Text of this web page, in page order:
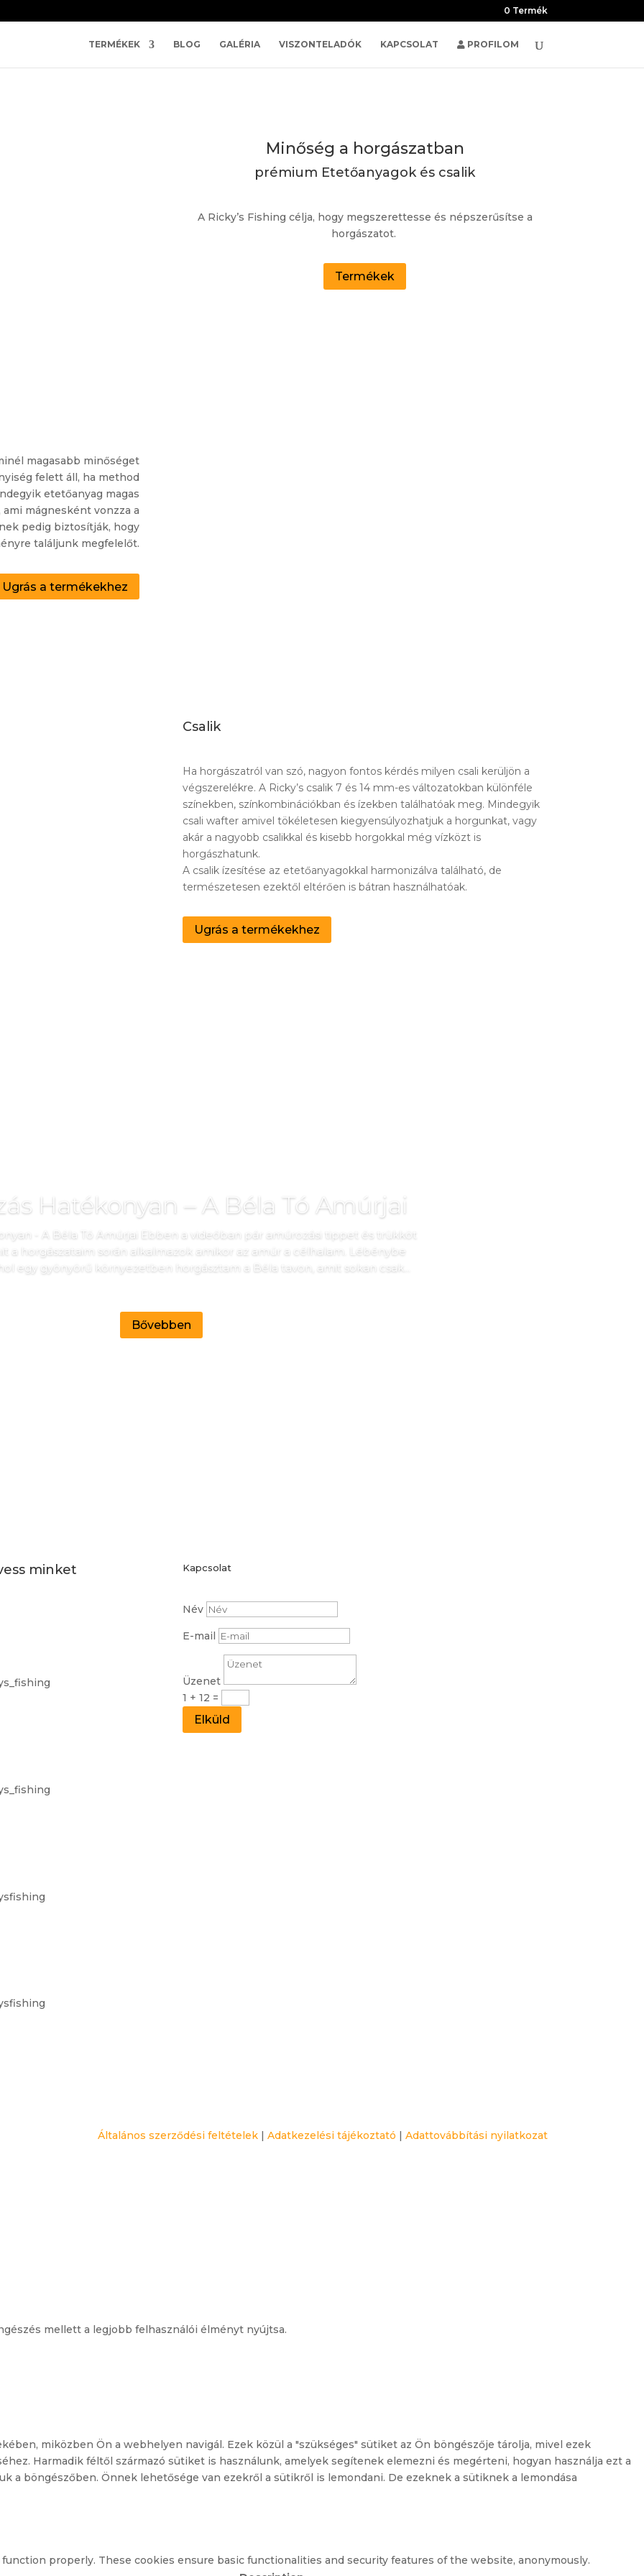
0 Termék
TERMÉKEK BLOG GALÉRIA VISZONTELADÓK KAPCSOLAT PROFILOM
Minőség a horgászatban
prémium Etetőanyagok és csalik
A Ricky’s Fishing célja, hogy megszerettesse és népszerűsítse a
horgászatot.
Termékek
magasabb minőséget
felett áll, ha method
etetőanyag magas
mágnesként vonzza a
pedig biztosítják, hogy
találjunk megfelelőt.
Ugrás a termékekhez
Csalik
Ha horgászatról van szó, nagyon fontos kérdés milyen csali kerüljön a
végszerelékre. A Ricky’s csalik 7 és 14 mm-es változatokban különféle
színekben, színkombinációkban és ízekben találhatóak meg. Mindegyik
csali wafter amivel tökéletesen kiegyensúlyozhatjuk a horgunkat, vagy
akár a nagyobb csalikkal és kisebb horgokkal még vízközt is
horgászhatunk.
A csalik ízesítése az etetőanyagokkal harmonizálva található, de
természetesen ezektől eltérően is bátran használhatóak.
Ugrás a termékekhez
Hatékonyan – A Béla Tó Amúrjai
- A Béla Tó Amúrjai Ebben a videóban pár amúrozási tippet és trükköt
a horgászataim során alkalmazok amikor az amúr a célhalam. Lébénybe
egy gyönyörű környezetben horgásztam a Béla tavon, amit sokan csak...
Bővebben
minket Kapcsolat
Név
E-mail
Üzenet
1 + 12 =
Elküld
Általános szerződési feltételek| Adatkezelési tájékoztató Adattovábbítási nyilatkozat
mellett a legjobb felhasználói élményt nyújtsa.
miközben Ön a webhelyen navigál. Ezek közül a "szükséges" sütiket az Ön böngészője tárolja, mivel ezek
Harmadik féltől származó sütiket is használunk, amelyek segítenek elemezni és megérteni, hogyan használja ezt a
a böngészőben. Önnek lehetősége van ezekről a sütikről is lemondani. De ezeknek a sütiknek a lemondása
properly. These cookies ensure basic functionalities and security features of the website, anonymously.